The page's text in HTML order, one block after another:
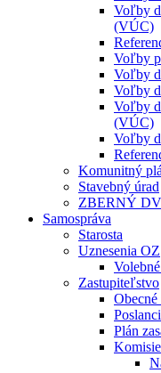
Voľby
(VÚC)
Voľby
Voľby
Voľby
Voľby
(VÚC)
Voľby
Komunitný
Stavebný úrad
ZBERNÝ
Samospráva
Starosta
Uznesenia OZ
Zastupiteľstvo
Poslanci
Plán
Komisie